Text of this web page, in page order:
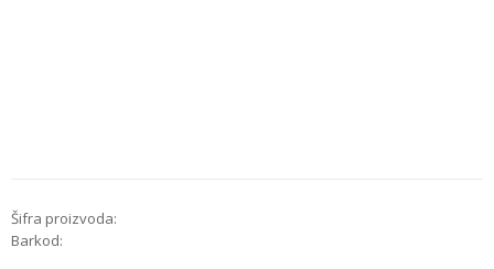
Šifra proizvoda:
Barkod: